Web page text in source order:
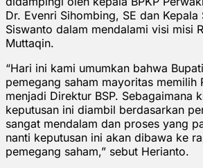
Dr. Evenri Sihombing, SE dan
Siswanto dalam mendalami visi misi
Muttaqin.
“Hari ini kami umumkan bahwa
pemegang saham mayoritas memilih
menjadi Direktur BSP. Sebagaimana
keputusan ini diambil berdasarkan
sangat mendalam dan proses yang
nanti keputusan ini akan dibawa ke
pemegang saham,” sebut Herianto.